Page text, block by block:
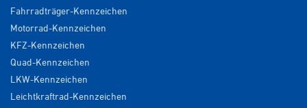
Fahrradträger-Kennzeichen
Motorrad-Kennzeichen
KFZ-Kennzeichen
Quad-Kennzeichen
LKW-Kennzeichen
Leichtkraftrad-Kennzeichen